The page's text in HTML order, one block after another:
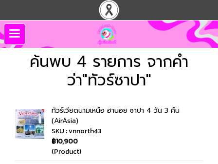
ค้นพบ 4 รายการ จากคำ
ว่า"ทัวร์ซาปา"
ทัวร์เวียดนามเหนือ ฮานอย ซาปา 4 วัน 3 คืน
(AirAsia)
SKU : vnnorth43
฿10,900
(Product)